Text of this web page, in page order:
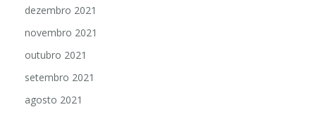
dezembro 2021
novembro 2021
outubro 2021
setembro 2021
agosto 2021